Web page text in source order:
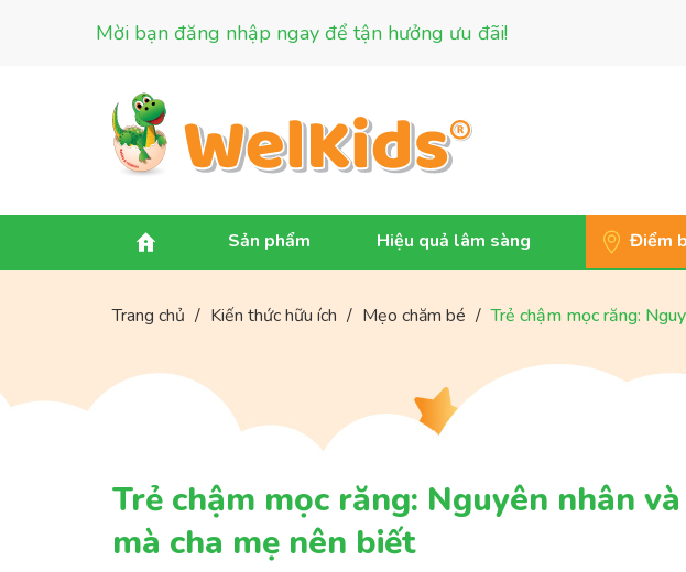
Mời bạn đăng nhập ngay để tận hưởng ưu đãi!
Sản phẩm Hiệu quả lâm sàng Điểm
Trang chủ / Kiến thức hữu ích / Mẹo chăm bé / Trẻ chậm mọc răng:
Trẻ chậm mọc răng: Nguyên nhân
mà cha mẹ nên biết